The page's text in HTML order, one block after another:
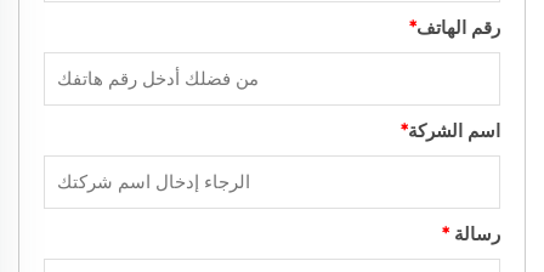
رقم الهاتف*
اسم الشركة*
رسالة *